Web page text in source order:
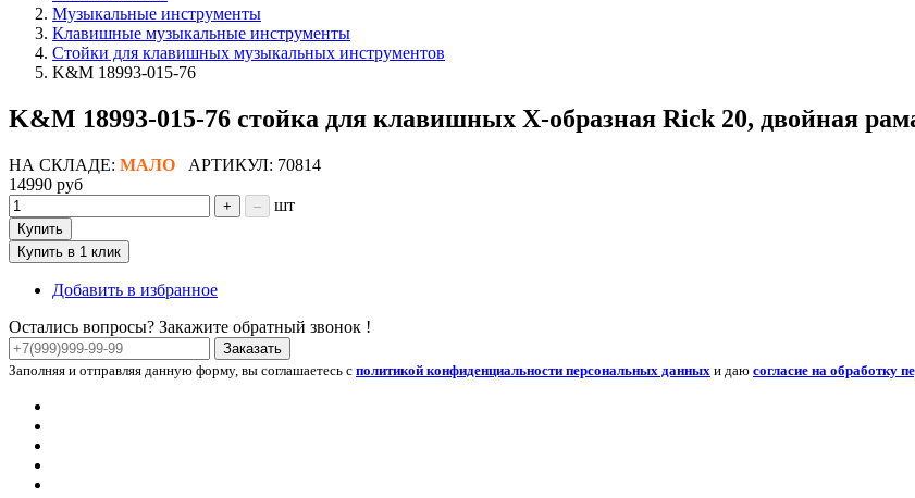
Музыкальные инструменты
Клавишные музыкальные инструменты
Стойки для клавишных музыкальных инструментов
K&M 18993-015-76
K&M 18993-015-76 стойка для клавишных Х-образная Rick 20, двойная
НА СКЛАДЕ: МАЛО АРТИКУЛ: 70814
14990 руб
+ – шт
Купить
Купить в 1 клик
Добавить в избранное
Остались вопросы? Закажите обратный звонок !
Заказать
Заполняя и отправляя данную форму, вы соглашаетесь с политикой конфиденциальности персональных данных и даю согласие на обработку